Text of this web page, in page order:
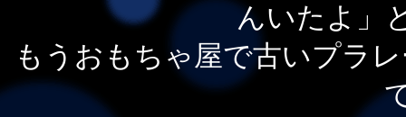
んいたよ」
もうおもちゃ屋で古いプラ